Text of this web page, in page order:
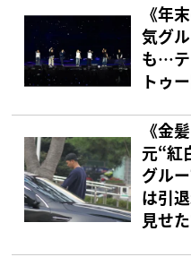
《年
気グ
も…テ
トゥ
《金
元“紅
グル
は引
見せ